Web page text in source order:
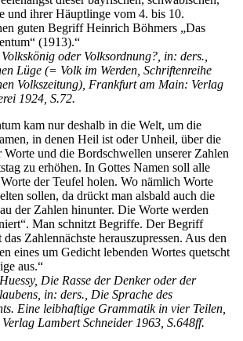
und ihrer Häuptlinge vom 4. bis 10.
guten Begriff Heinrich Böhmers „Das
(1913).“
oder Volksordnung?, in: ders.,
Lüge (= Volk im Werden, Schriftenreihe
Volkszeitung), Frankfurt am Main: Verlag
1924, S.72.
kam nur deshalb in die Welt, um die
in denen Heil ist oder Unheil, über die
Worte und die Bordschwellen unserer Zahlen
zu erhöhen. In Gottes Namen soll alle
der Teufel holen. Wo nämlich Worte
sollen, da drückt man alsbald auch die
der Zahlen hinunter. Die Worte werden
Man schnitzt Begriffe. Der Begriff
Zahlennächste herauszupressen. Aus den
eines um Gedicht lebenden Wortes quetscht
aus.“
Die Rasse der Denker oder der
in: ders., Die Sprache des
Eine leibhaftige Grammatik in vier Teilen,
Lambert Schneider 1963, S.648ff.